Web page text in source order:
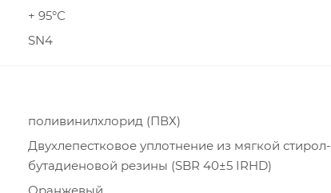
+ 95°С
SN4
поливинилхлорид (ПВХ)
Двухлепестковое уплотнение из мягкой стирол-
бутадиеновой резины (SBR 40±5 IRHD)